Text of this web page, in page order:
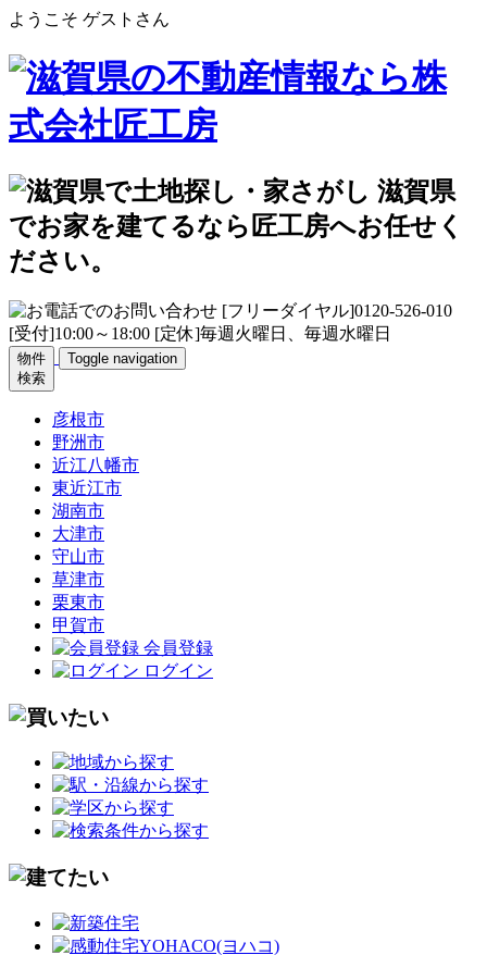
ようこそ ゲストさん
物件
検索
Toggle navigation
彦根市
野洲市
近江八幡市
東近江市
湖南市
大津市
守山市
草津市
栗東市
甲賀市
会員登録
ログイン